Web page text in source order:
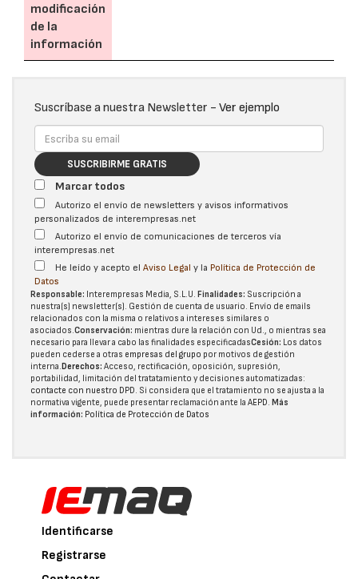
modificación
de la
información
Suscríbase a nuestra Newsletter - Ver ejemplo
SUSCRIBIRME GRATIS
Marcar todos
Autorizo el envío de newsletters y avisos informativos
personalizados de interempresas.net
Autorizo el envío de comunicaciones de terceros vía
interempresas.net
He leído y acepto el Aviso Legal y la Política de Protección de
Datos
Responsable: Interempresas Media, S.L.U. Finalidades: Suscripción a
nuestra(s) newsletter(s). Gestión de cuenta de usuario. Envío de emails
relacionados con la misma o relativos a intereses similares o
asociados.Conservación: mientras dure la relación con Ud., o mientras sea
necesario para llevar a cabo las finalidades especificadasCesión: Los datos
pueden cederse a otras empresas del grupo por motivos de gestión
interna.Derechos: Acceso, rectificación, oposición, supresión,
portabilidad, limitación del tratatamiento y decisiones automatizadas:
contacte con nuestro DPD. Si considera que el tratamiento no se ajusta a la
normativa vigente, puede presentar reclamación ante la AEPD. Más
información: Política de Protección de Datos
Identificarse
Registrarse